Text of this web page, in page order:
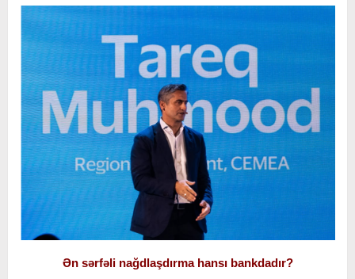
Ən sərfəli nağdlaşdırma hansı bankdadır?